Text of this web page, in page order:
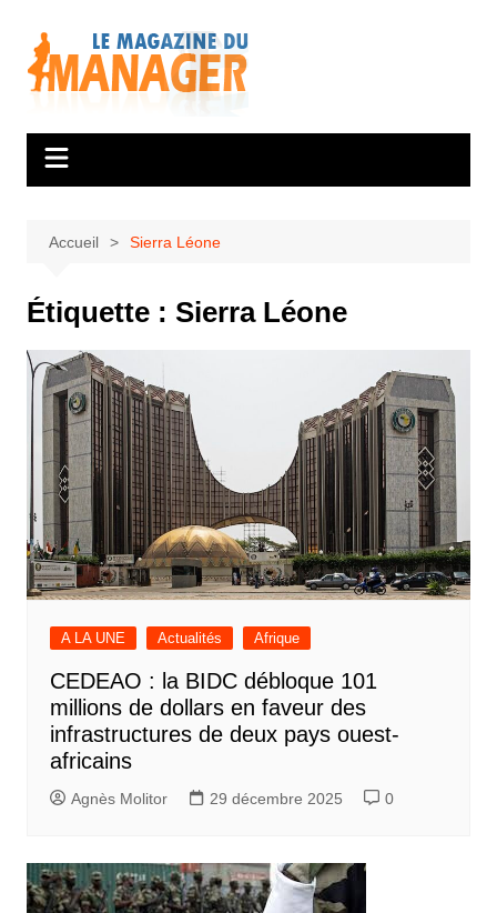
contenu
Accueil Sierra Léone
Étiquette : Sierra Léone
A LA UNE Actualités Afrique
CEDEAO : la BIDC débloque 101
millions de dollars en faveur des
infrastructures de deux pays ouest-
africains
Agnès Molitor 29 décembre 2025 0